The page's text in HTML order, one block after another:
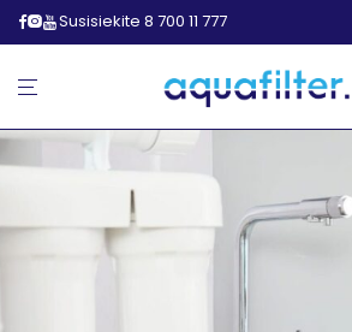
Susisiekite 8 700 11 777